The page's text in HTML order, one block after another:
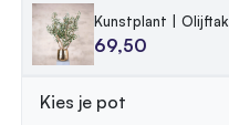
Kunstplant | Olijftak
69,50
Kies je pot